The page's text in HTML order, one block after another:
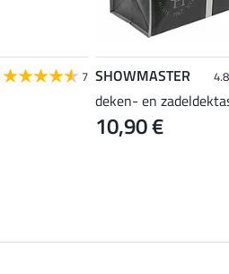
7 SHOWMASTER 4.8
deken- en
10,90 €